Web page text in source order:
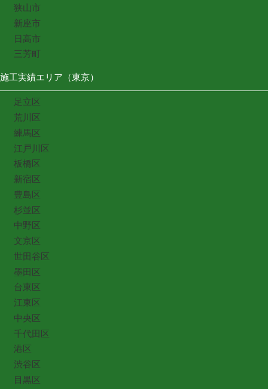
狭山市
新座市
日高市
三芳町
施工実績エリア（東京）
足立区
荒川区
練馬区
江戸川区
板橋区
新宿区
豊島区
杉並区
中野区
文京区
世田谷区
墨田区
台東区
江東区
中央区
千代田区
港区
渋谷区
目黒区